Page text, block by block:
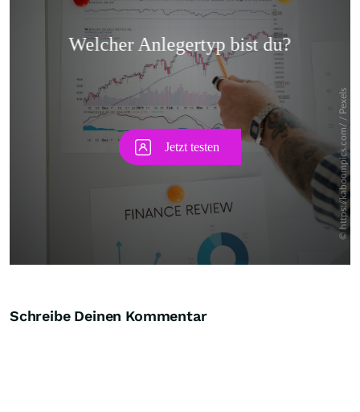
Schreibe Deinen Kommentar